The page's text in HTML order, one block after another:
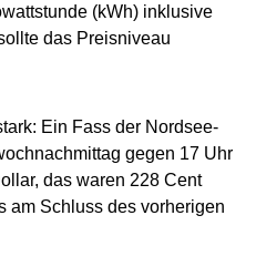
(kWh) inklusive
das Preisniveau
Ein Fass der Nordsee-
gegen 17 Uhr
das waren 228 Cent
am Schluss des vorherigen